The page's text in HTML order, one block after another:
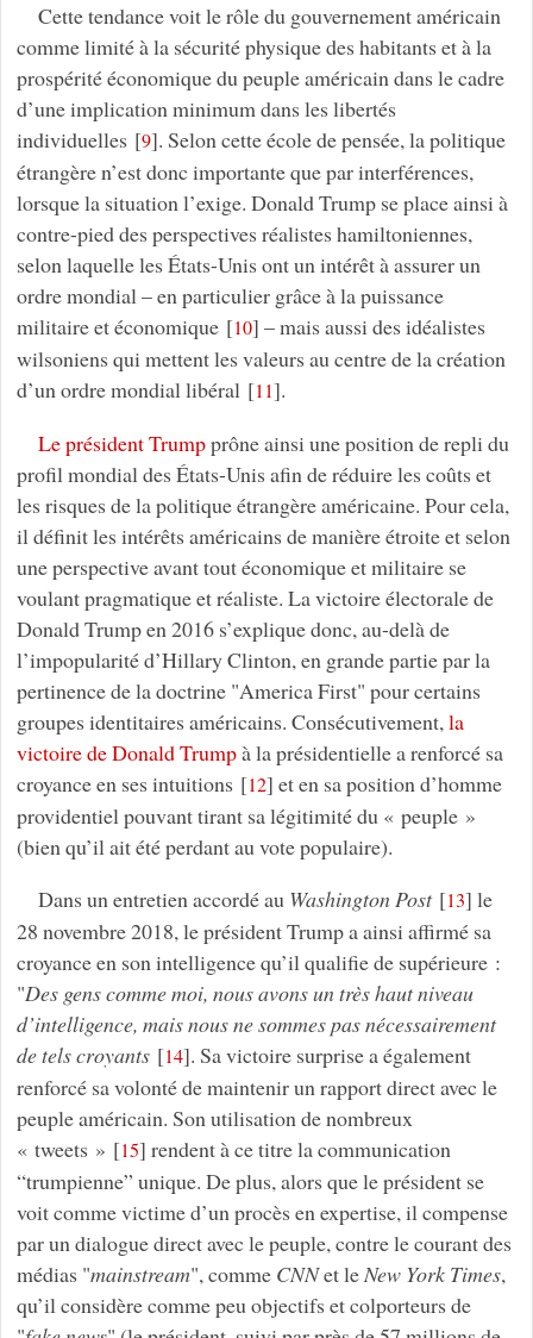
Cette tendance voit le rôle du gouvernement américain
comme limité à la sécurité physique des habitants et à la
prospérité économique du peuple américain dans le cadre
d’une implication minimum dans les libertés
individuelles [9]. Selon cette école de pensée, la politique
étrangère n’est donc importante que par interférences,
lorsque la situation l’exige. Donald Trump se place ainsi à
contre-pied des perspectives réalistes hamiltoniennes,
selon laquelle les États-Unis ont un intérêt à assurer un
ordre mondial – en particulier grâce à la puissance
militaire et économique[10] – mais aussi des idéalistes
wilsoniens qui mettent les valeurs au centre de la création
d’un ordre mondial libéral[11].
Le président Trumpprône ainsi une position de repli du
profil mondial des États-Unis afin de réduire les coûts et
les risques de la politique étrangère américaine. Pour cela,
il définit les intérêts américains de manière étroite et selon
une perspective avant tout économique et militaire se
voulant pragmatique et réaliste. La victoire électorale de
Donald Trump en 2016 s’explique donc, au-delà de
l’impopularité d’Hillary Clinton, en grande partie par la
pertinence de la doctrine "America First" pour certains
groupes identitaires américains. Consécutivement,la
victoire de Donald Trumpà la présidentielle a renforcé sa
croyance en ses intuitions [12] et en sa position d’homme
providentiel pouvant tirant sa légitimité du « peuple »
(bien qu’il ait été perdant au vote populaire).
Dans un entretien accordé au Washington Post[13] le
28 novembre 2018, le président Trump a ainsi affirmé sa
croyance en son intelligence qu’il qualifie de supérieure :
"Des gens comme moi, nous avons un très haut niveau
d’intelligence, mais nous ne sommes pas nécessairement
de tels croyants[14]. Sa victoire surprise a également
renforcé sa volonté de maintenir un rapport direct avec le
peuple américain. Son utilisation de nombreux
« tweets » [15] rendent à ce titre la communication
“trumpienne” unique. De plus, alors que le président se
voit comme victime d’un procès en expertise, il compense
par un dialogue direct avec le peuple, contre le courant des
médias "mainstream", comme CNNet leNew York Times,
qu’il considère comme peu objectifs et colporteurs de